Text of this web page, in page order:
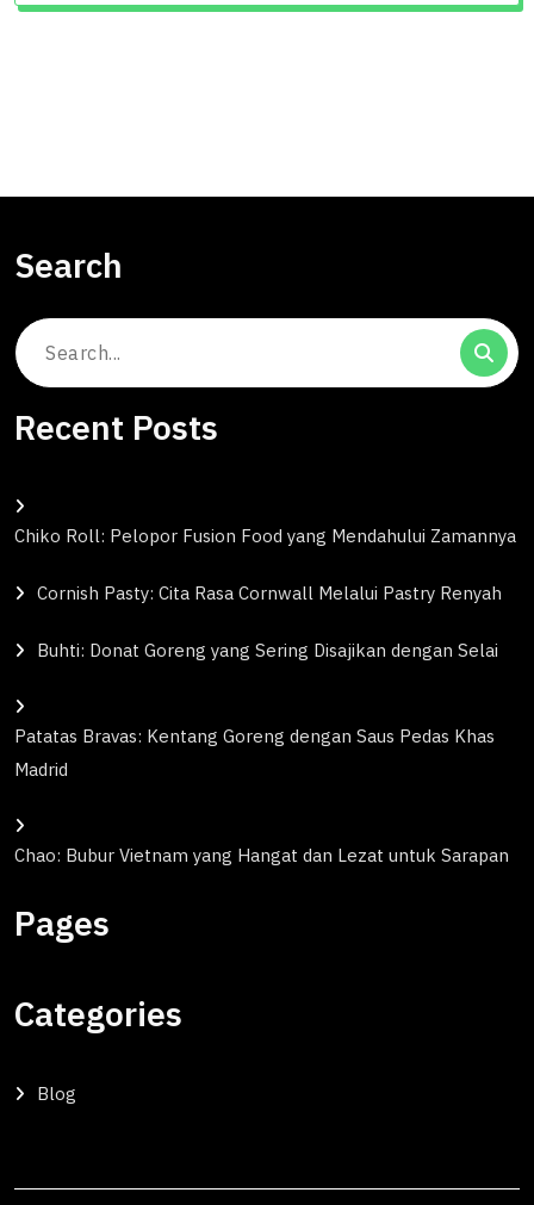
Search
Search
Recent Posts
Chiko Roll: Pelopor Fusion Food yang Mendahului Zamannya
Cornish Pasty: Cita Rasa Cornwall Melalui Pastry Renyah
Buhti: Donat Goreng yang Sering Disajikan dengan Selai
Patatas Bravas: Kentang Goreng dengan Saus Pedas Khas
Madrid
Chao: Bubur Vietnam yang Hangat dan Lezat untuk Sarapan
Pages
Categories
Blog